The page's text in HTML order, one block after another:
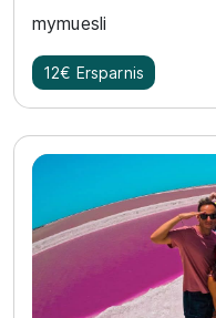
mymuesli
12€ Ersparnis